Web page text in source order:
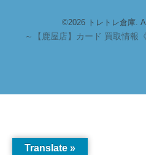
©2026 トレトレ倉庫.
～
【鹿屋店】カード 買取情報
Translate »